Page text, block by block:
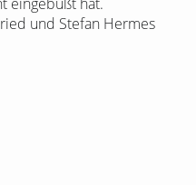
und Stefan Hermes